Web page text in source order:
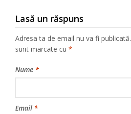
Lasă un răspuns
Adresa ta de email nu va fi publicată.
sunt marcate cu*
Nume *
Email *